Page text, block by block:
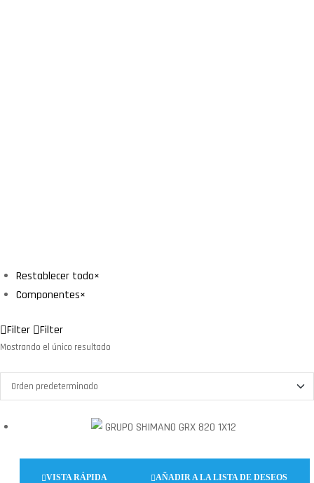
Restablecer todo×
Componentes×
Filter Filter
Mostrando el único resultado
VISTA RÁPIDA AÑADIR A LA LISTA DE DESEOS